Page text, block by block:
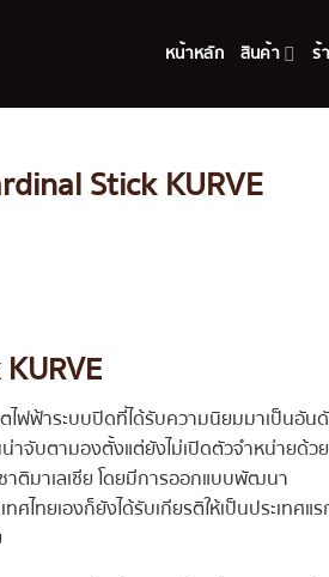
หน้าหลัก สินค้า ร้
Stick KURVE
ไฟฟ้าระบบปิดที่ได้รับความนิยมมาเป็นอัน
าจับตามองตั้งแต่ยังไม่เปิดตัวจำหน่ายด้วย
ติมาเลเซีย โดยมีการออกแบบพัฒนา
ไทยเองก็ยังได้รับเกียรติให้เป็นประเทศแ